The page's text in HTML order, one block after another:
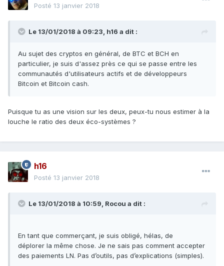
Posté 13 janvier 2018
Le 13/01/2018 à 09:23, h16 a dit :
Au sujet des cryptos en général, de BTC et BCH en
particulier, je suis d'assez près ce qui se passe entre les
communautés d'utilisateurs actifs et de développeurs
Bitcoin et Bitcoin cash.
Puisque tu as une vision sur les deux, peux-tu nous estimer à la
louche le ratio des deux éco-systèmes ?
h16
Posté 13 janvier 2018
Le 13/01/2018 à 10:59, Rocou a dit :
En tant que commerçant, je suis obligé, hélas, de
déplorer la même chose. Je ne sais pas comment accepter
des paiements LN. Pas d’outils, pas d’explications (simples).